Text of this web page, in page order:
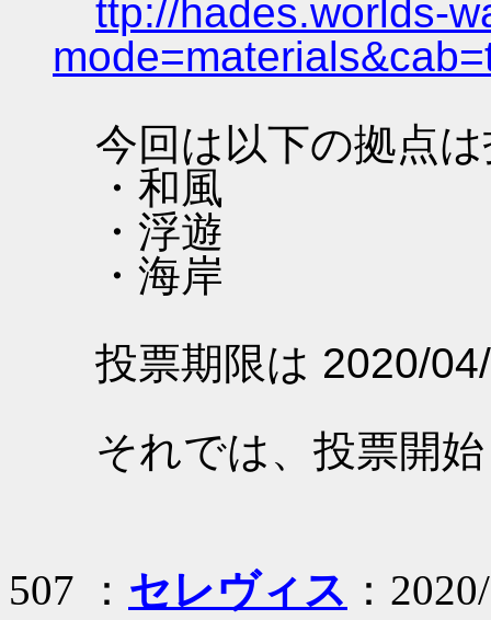
ttp://hades.worlds-
今回は以下の拠点
・和風
・浮遊
・海岸
投票期限は 2020/
それでは、投票開
507 ： セレヴィス ：